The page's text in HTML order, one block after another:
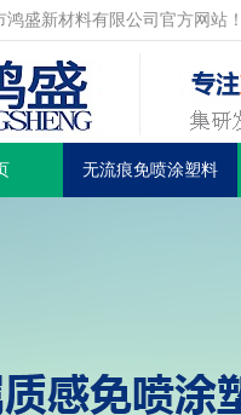
鸿盛新材料有限公司官方网站
无流痕免喷涂塑料